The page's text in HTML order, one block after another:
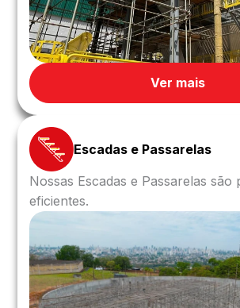
Ver mais
Escadas e Passarelas
Nossas Escadas e Passarelas são
eficientes.